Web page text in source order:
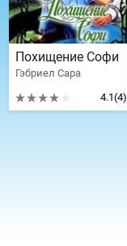
Похищение Софи
Гэбриел Сара
4.1(4)